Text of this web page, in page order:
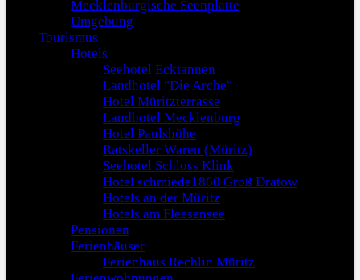
Mecklenburgische Seenplatte
Umgebung
Tourismus
Hotels
Seehotel Ecktannen
Landhotel "Die Arche"
Hotel Müritzterrasse
Landhotel Mecklenburg
Hotel Paulshöhe
Ratskeller Waren (Müritz)
Seehotel Schloss Klink
Hotel schmiede1860 Groß Dratow
Hotels an der Müritz
Hotels am Fleesensee
Pensionen
Ferienhäuser
Ferienhaus Rechlin Müritz